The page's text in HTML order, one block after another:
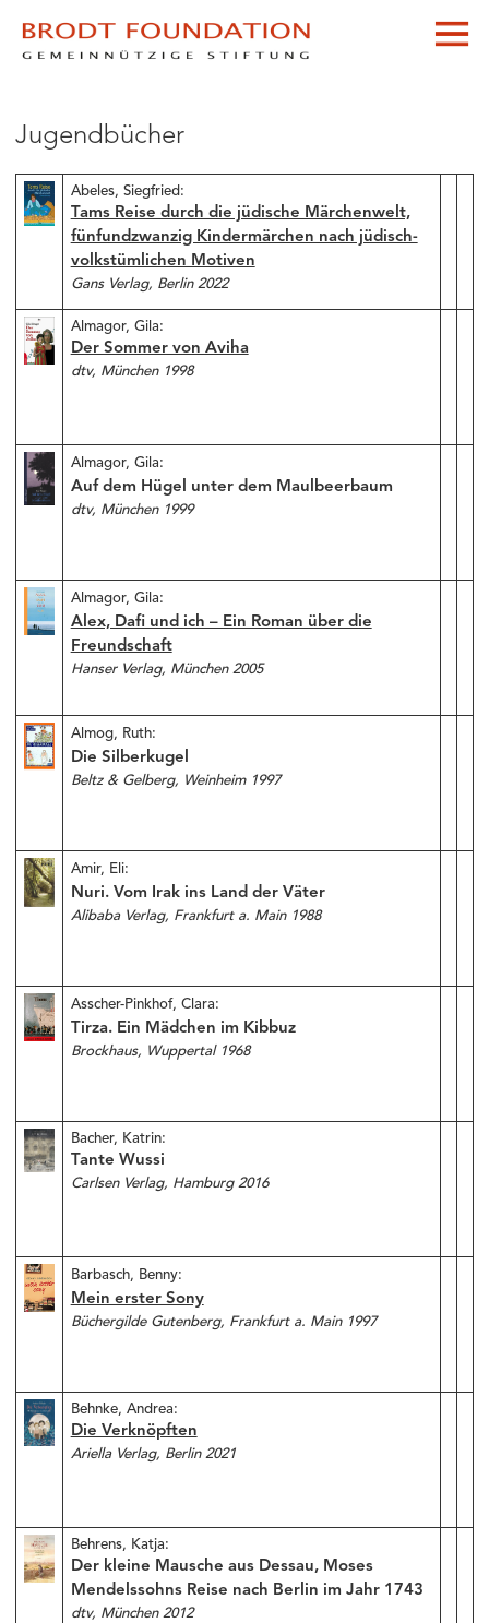
Jugendbücher
Abeles, Siegfried:
Tams Reise durch die jüdische Märchenwelt,
fünfundzwanzig Kindermärchen nach jüdisch-
volkstümlichen Motiven
Gans Verlag, Berlin 2022
Almagor, Gila:
Der Sommer von Aviha
dtv, München 1998
Almagor, Gila:
Auf dem Hügel unter dem Maulbeerbaum
dtv, München 1999
Almagor, Gila:
Alex, Dafi und ich – Ein Roman über die
Freundschaft
Hanser Verlag, München 2005
Almog, Ruth:
Die Silberkugel
Beltz & Gelberg, Weinheim 1997
Amir, Eli:
Nuri. Vom Irak ins Land der Väter
Alibaba Verlag, Frankfurt a. Main 1988
Asscher-Pinkhof, Clara:
Tirza. Ein Mädchen im Kibbuz
Brockhaus, Wuppertal 1968
Bacher, Katrin:
Tante Wussi
Carlsen Verlag, Hamburg 2016
Barbasch, Benny:
Mein erster Sony
Büchergilde Gutenberg, Frankfurt a. Main 1997
Behnke, Andrea:
Die Verknöpften
Ariella Verlag, Berlin 2021
Behrens, Katja:
Der kleine Mausche aus Dessau, Moses
Mendelssohns Reise nach Berlin im Jahr 1743
dtv, München 2012